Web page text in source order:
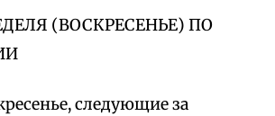
(ВОСКРЕСЕНЬЕ) ПО
следующие за